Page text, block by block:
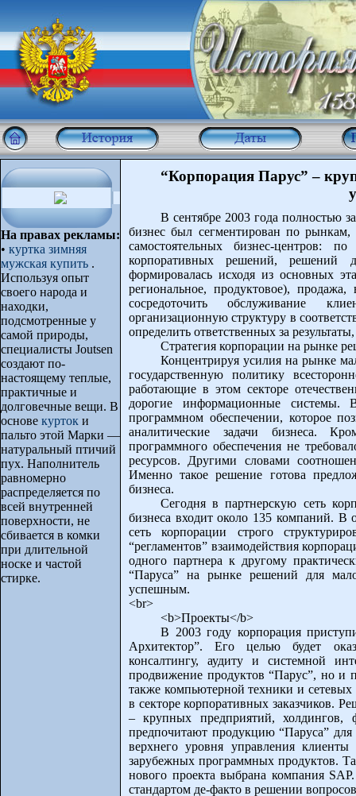
На правах рекламы:
• куртка зимняя
мужская купить .
Используя опыт
своего народа и
находки,
подсмотренные у
самой природы,
специалисты Joutsen
создают по-
настоящему теплые,
практичные и
долговечные вещи. В
основе курток и
пальто этой Марки —
натуральный птичий
пух. Наполнитель
равномерно
распределяется по
всей внутренней
поверхности, не
сбивается в комки
при длительной
носке и частой
стирке.
“Корпорация Парус” –
В сентябре 2003 года полностью
бизнес был сегментирован по
самостоятельных бизнес-центров:
корпоративных решений, решений
формировалась исходя из основных
региональное, продуктовое),
сосредоточить обслуживание
организационную структуру в
определить ответственных за
Стратегия корпорации на рынке
Концентрируя усилия на рынке
государственную политику
работающие в этом секторе
дорогие информационные
программном обеспечении, которое
аналитические задачи бизнеса.
программного обеспечения не
ресурсов. Другими словами
Именно такое решение готова
бизнеса.
Сегодня в партнерскую сеть
бизнеса входит около 135 компаний. В
сеть корпорации строго
“регламентов” взаимодействия
одного партнера к другому
“Паруса” на рынке решений для
успешным.
<br>
<b>Проекты</b>
В 2003 году корпорация
Архитектор”. Его целью будет
консалтингу, аудиту и системной
продвижение продуктов “Парус”, но и
также компьютерной техники и
в секторе корпоративных заказчиков.
– крупных предприятий, холдингов,
предпочитают продукцию “Паруса” для
верхнего уровня управления клиенты
зарубежных программных продуктов.
нового проекта выбрана компания
стандартом де-факто в решении